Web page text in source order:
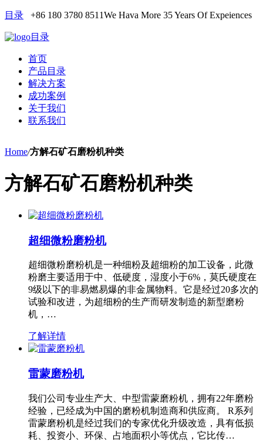
目录 +86 180 3780 8511We Hava More 35 Years Of Expeiences
目录
首页
产品目录
解决方案
成功案例
关于我们
联系我们
Home/方解石矿石磨粉机种类
方解石矿石磨粉机种类
超细微粉磨粉机
超细微粉磨粉机是一种细粉及超细粉的加工设备，此微
粉磨主要适用于中、低硬度，湿度小于6%，莫氏硬度在
9级以下的非易燃易爆的非金属物料。它是经过20多次的
试验和改进，为超细粉的生产而研发制造的新型磨粉
机，…
了解详情
雷蒙磨粉机
我们公司专业生产大、中型雷蒙磨粉机，拥有22年磨粉
经验，已经成为中国的磨粉机制造商和供应商。 R系列
雷蒙磨粉机是经过我们的专家优化升级改造，具有低损
耗、投资小、环保、占地面积小等优点，它比传…